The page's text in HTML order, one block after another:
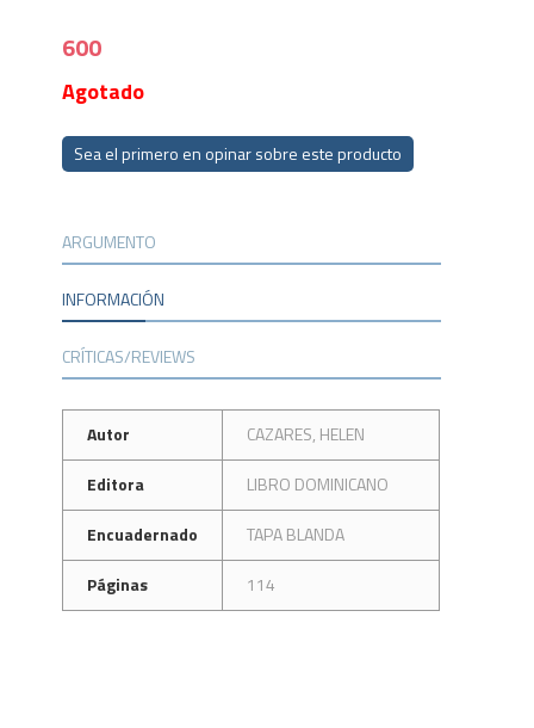
600
Agotado
Sea el primero en opinar sobre este producto
ARGUMENTO
INFORMACIÓN
CRÍTICAS/REVIEWS
Autor
CAZARES, HELEN
Editora
LIBRO DOMINICANO
Encuadernado
TAPA BLANDA
Páginas
114